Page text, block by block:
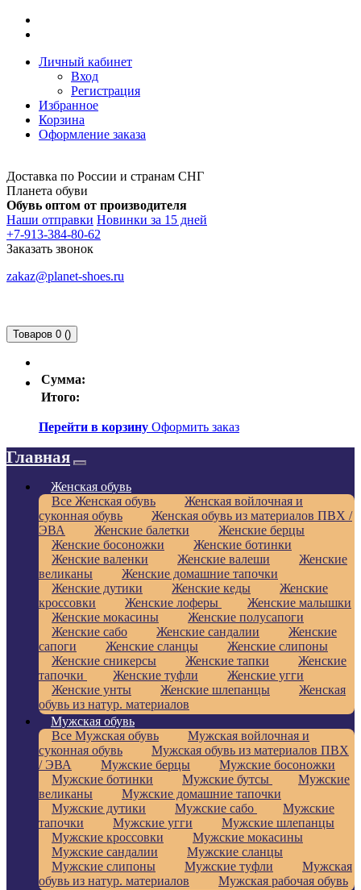
Личный кабинет
Вход
Регистрация
Избранное
Корзина
Оформление заказа
Доставка по России и странам СНГ
Планета обуви
Обувь оптом от производителя
Наши отправки Новинки за 15 дней
+7-913-384-80-62
Заказать звонок
zakaz@planet-shoes.ru
Товаров 0 ()
Сумма:
Итого:
Перейти в корзину Оформить заказ
Главная
Женская обувь
Все Женская обувь
Женская войлочная и
суконная обувь
Женская обувь из материалов ПВХ /
ЭВА
Женские балетки
Женские берцы
Женские босоножки
Женские ботинки
Женские валенки
Женские валеши
Женские
великаны
Женские домашние тапочки
Женские дутики
Женские кеды
Женские
кроссовки
Женские лоферы
Женские малышки
Женские мокасины
Женские полусапоги
Женские сабо
Женские сандалии
Женские
сапоги
Женские сланцы
Женские слипоны
Женские сникерсы
Женские тапки
Женские
тапочки
Женские туфли
Женские угги
Женские унты
Женские шлепанцы
Женская
обувь из натур. материалов
Мужская обувь
Все Мужская обувь
Мужская войлочная и
суконная обувь
Мужская обувь из материалов ПВХ
/ ЭВА
Мужские берцы
Мужские босоножки
Мужские ботинки
Мужские бутсы
Мужские
великаны
Мужские домашние тапочки
Мужские дутики
Мужские сабо
Мужские
тапочки
Мужские угги
Мужские шлепанцы
Мужские кроссовки
Мужские мокасины
Мужские сандалии
Мужские сланцы
Мужские слипоны
Мужские туфли
Мужская
обувь из натур. материалов
Мужская рабочая обувь